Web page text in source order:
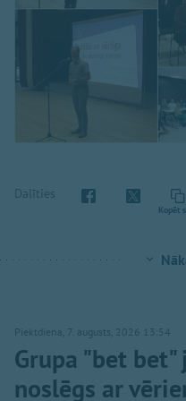
Dalīties
Kopēt
Piektdiena, 7. augusts, 2026 13:54
Grupa "bet
noslēgs ar